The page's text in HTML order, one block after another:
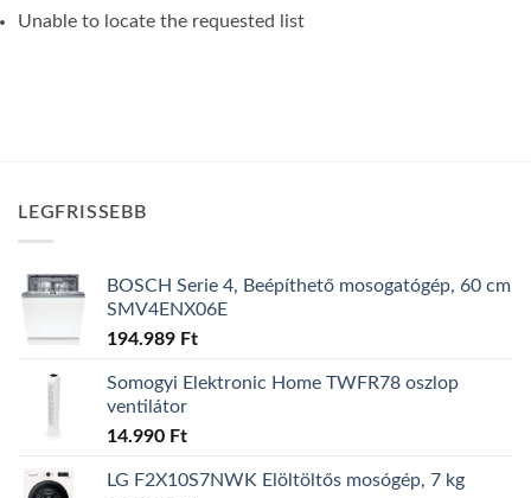
Unable to locate the requested list
LEGFRISSEBB
BOSCH Serie 4, Beépíthető mosogatógép, 60 cm
SMV4ENX06E
194.989 Ft
Somogyi Elektronic Home TWFR78 oszlop
ventilátor
14.990 Ft
LG F2X10S7NWK Elöltöltős mosógép, 7 kg